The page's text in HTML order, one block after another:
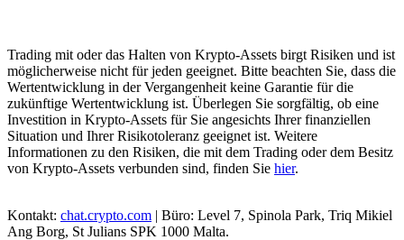
Trading mit oder das Halten von Krypto-Assets birgt Risiken und ist
möglicherweise nicht für jeden geeignet. Bitte beachten Sie, dass die
Wertentwicklung in der Vergangenheit keine Garantie für die
zukünftige Wertentwicklung ist. Überlegen Sie sorgfältig, ob eine
Investition in Krypto-Assets für Sie angesichts Ihrer finanziellen
Situation und Ihrer Risikotoleranz geeignet ist. Weitere
Informationen zu den Risiken, die mit dem Trading oder dem Besitz
von Krypto-Assets verbunden sind, finden Sie hier.
Kontakt: chat.crypto.com | Büro: Level 7, Spinola Park, Triq Mikiel
Ang Borg, St Julians SPK 1000 Malta.